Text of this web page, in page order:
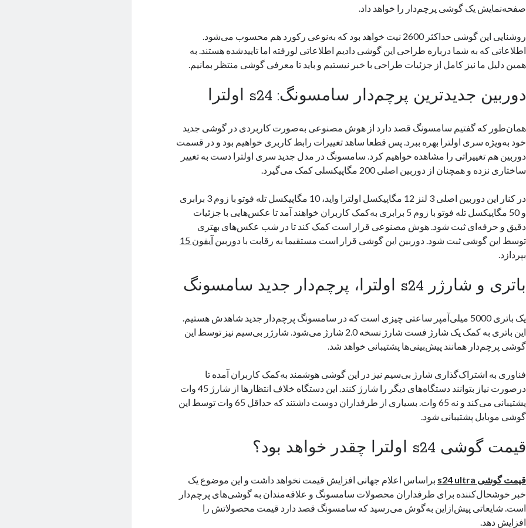
صفحه‌نمایش یک گوشی پرچم‌دار را خواهد داد.
روشنایی این گوشی حداکثر 2600 نیت خواهد بود که به‌نوعی رکورد هم محسوب می‌شود.
اطلاعاتی که به شما درباره طراحی این گوشی دادیم اطلاعاتی لورفته اما تاییدشده هستند. به
همین دلیل ما نیز کامل از جزئیات طراحی با خبر نیستیم و باید تا معرفی گوشی منتظر بمانیم.
دوربین جدید‌ترین پرچم‌دار سامسونگ: s24 اولترا
همان‌طور که گفتیم سامسونگ قصد دارد از هوش مصنوعی به‌صورت کاربردی در گوشی جدید
خود به‌ویژه سری اولترا بهره ببرد. پس قطعا ساهد تغییرات رابط کاربری خواهیم بود و در قسمت
دوربین هم تغییراتی را مشاهده خواهیم کرد. سامسونگ در مدل جدید سری اولترا دست به تغییر
ساختاری نزده و همچنان از دوربین اصلی 200 مگاپیکسلی کمک می‌گیرد.
در کنار این دوربین اصلی 3 لنز 12 مگاپیکسل اولترا واید، 10 مگاپیکسل تله فوتو با زوم 3 برابری
و 50 مگاپیکسل تله فوتو با زوم 5 برابری به‌کمک کاربران خواهند آمد تا عکس‌هایی با جزئیات
دقیق و حرفه‌ای ثبت شود. هوش مصنوعی قرار است کمک کند تا در شب عکس‌های بهتری
توسط این گوشی ثبت شود. دوربین این گوشی قرار است مستقیما به رقابت با دوربینآیفون 15
بپردازد.
باتری و شارژر s24 اولترا، پرچم‌دار جدید سامسونگ
یک باتری 5000 میلی‌آمپر ساعتی چیزی است که در سامسونگ پرچم‌دار جدید شاهدش هستیم.
این باتری به کمک یک شارژ فست شارژ نسخه 2.0 شارژ می‌شود. شارژر بی‌سیم نیز توسط این
گوشی پرچم‌دار همانند پیش‌بینی‌ها پشتیبانی خواهد شد.
فناوری به اشتراک‌گذاری شارژ بی‌سیم نیز در این گوشی هوشمند به‌کمک کاربران آمده تا
درصورت نیاز بتوانند دستگاه‌های دیگر را شارژ کنند. این دستگاه خلاف انتظار‌ها از شارژ 45 وات
پشتیبانی می‌کند و نه 65 وات. بسیاری از طرفداران دوست داشتند که حداقل 65 وات توسط این
گوشی موبایل پشتیبانی شود.
قیمت گوشی s24 اولترا چقدر خواهد بود؟
قیمت گوشی s24 ultra براساس اعلام جهانی افزایش قیمت نخواهد داشت و این موضوع یک
خبر خوشحال‌کننده برای طرفداران محصولات سامسونگ و علاقه‌مندان به گوشی‌های پرچم‌دار
است. شایعاتی پیش‌ازاین به‌گوش می‌رسید که سامسونگ قصد دارد قیمت محصولاتش را
افزایش دهد.